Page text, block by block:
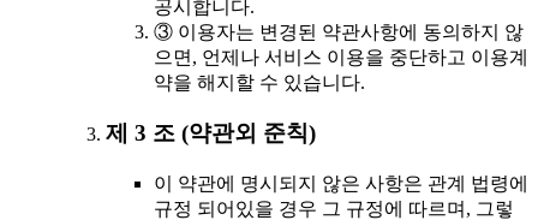
공시합니다.
③ 이용자는 변경된 약관사항에 동의하지 않
으면, 언제나 서비스 이용을 중단하고 이용계
약을 해지할 수 있습니다.
제 3 조 (약관외 준칙)
이 약관에 명시되지 않은 사항은 관계 법령에
규정 되어있을 경우 그 규정에 따르며, 그렇